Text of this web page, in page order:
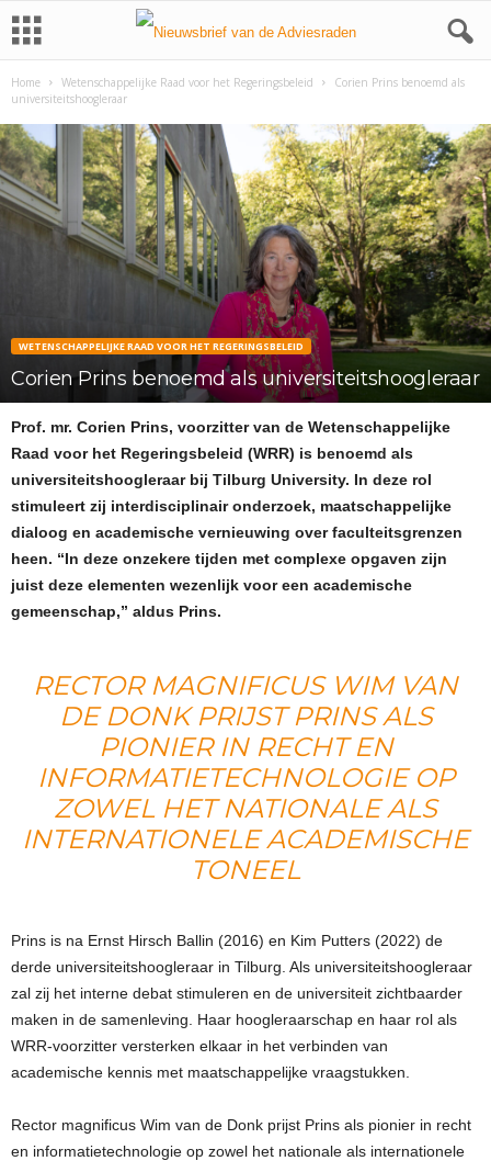
Home Wetenschappelijke Raad voor het Regeringsbeleid
Corien Prins benoemd als
universiteitshoogleraar
WETENSCHAPPELIJKE RAAD VOOR HET REGERINGSBELEID
Corien Prins benoemd als universiteitshoogleraar
Prof. mr. Corien Prins, voorzitter van de Wetenschappelijke
Raad voor het Regeringsbeleid (WRR) is benoemd als
universiteitshoogleraar bij Tilburg University. In deze rol
stimuleert zij interdisciplinair onderzoek, maatschappelijke
dialoog en academische vernieuwing over faculteitsgrenzen
heen. “In deze onzekere tijden met complexe opgaven zijn
juist deze elementen wezenlijk voor een academische
gemeenschap,” aldus Prins.
RECTOR MAGNIFICUS WIM VAN
DE DONK PRIJST PRINS ALS
PIONIER IN RECHT EN
INFORMATIETECHNOLOGIE OP
ZOWEL HET NATIONALE ALS
INTERNATIONELE ACADEMISCHE
TONEEL
Prins is na Ernst Hirsch Ballin (2016) en Kim Putters (2022) de
derde universiteitshoogleraar in Tilburg. Als universiteitshoogleraar
zal zij het interne debat stimuleren en de universiteit zichtbaarder
maken in de samenleving. Haar hoogleraarschap en haar rol als
WRR-voorzitter versterken elkaar in het verbinden van
academische kennis met maatschappelijke vraagstukken.
Rector magnificus Wim van de Donk prijst Prins als pionier in recht
en informatietechnologie op zowel het nationale als internationele